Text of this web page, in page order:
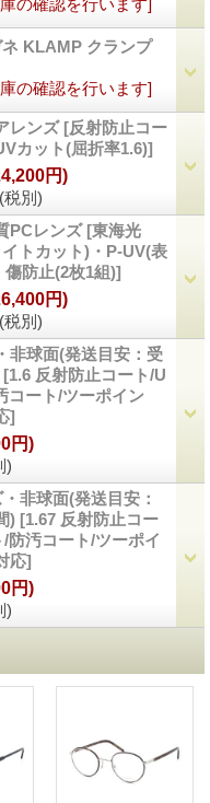
の確認を行います]
KLAMP クランプ
の確認を行います]
レンズ [反射防止コー
カット(屈折率1.6)]
(税別)
円)
PCレンズ [東海光
トカット)・P-UV(表
傷防止(2枚1組)]
(税別)
円)
非球面(発送目安：受
[1.6 反射防止コート/U
コート/ツーポイン
]
)
円)
非球面(発送目安：
) [1.67 反射防止コー
防汚コート/ツーポイ
応]
)
円)